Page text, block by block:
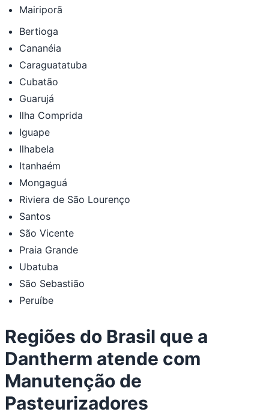
Mairiporã
Bertioga
Cananéia
Caraguatatuba
Cubatão
Guarujá
Ilha Comprida
Iguape
Ilhabela
Itanhaém
Mongaguá
Riviera de São Lourenço
Santos
São Vicente
Praia Grande
Ubatuba
São Sebastião
Peruíbe
Regiões do Brasil que a
Dantherm atende com
Manutenção de
Pasteurizadores